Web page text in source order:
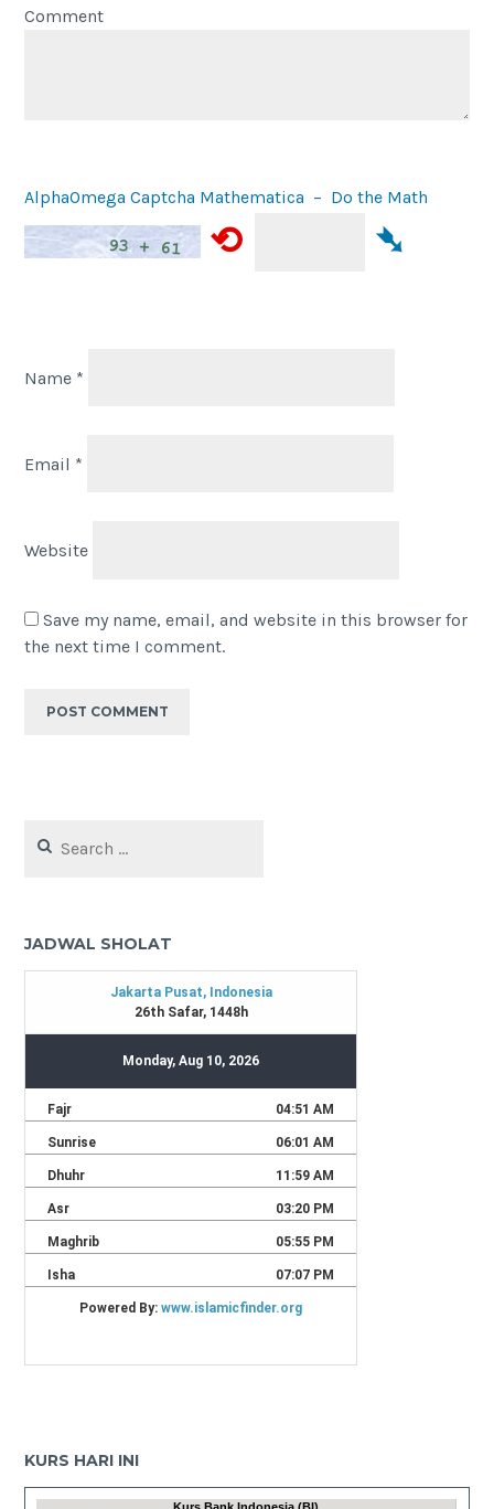
Comment
AlphaOmega Captcha Mathematica – Do the Math
⟲ ➴
Name *
Email *
Website
Save my name, email, and website in this browser for
the next time I comment.
for:
JADWAL SHOLAT
KURS HARI INI